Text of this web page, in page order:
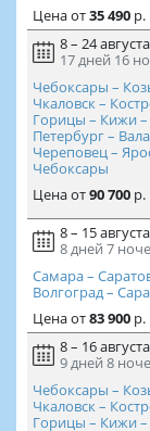
Ценаот35 490р.
8 – 24
17 дней 16
Чебоксары –
Чкаловск –
Горицы – Кижи –
Петербург –
Череповец –
Чебоксары
Ценаот90 700р.
8 – 15
8 дней 7
Самара –
Волгоград –
Ценаот83 900р.
8 – 16
9 дней 8
Чебоксары –
Чкаловск –
Горицы – Кижи –